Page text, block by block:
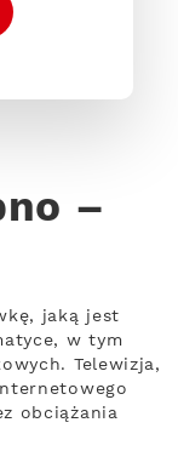
–
jaką jest
w tym
Telewizja,
obciążania